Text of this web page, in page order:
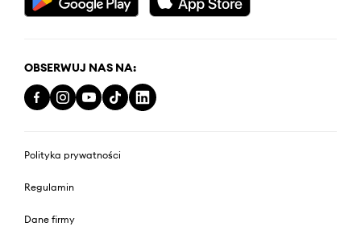
OBSERWUJ NAS NA:
Polityka prywatności
Regulamin
Dane firmy